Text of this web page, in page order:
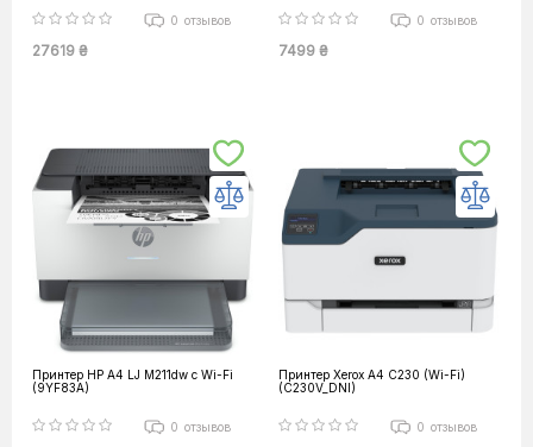
0 отзывов
27619 ₴
0 отзывов
7499 ₴
Принтер HP А4 LJ M211dw c Wi-Fi
(9YF83A)
0 отзывов
Принтер Xerox А4 C230 (Wi-Fi)
(C230V_DNI)
0 отзывов